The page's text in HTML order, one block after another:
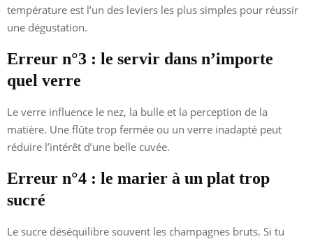
température est l’un des leviers les plus simples pour réussir
une dégustation.
Erreur n°3 : le servir dans n’importe
quel verre
Le verre influence le nez, la bulle et la perception de la
matière. Une flûte trop fermée ou un verre inadapté peut
réduire l’intérêt d’une belle cuvée.
Erreur n°4 : le marier à un plat trop
sucré
Le sucre déséquilibre souvent les champagnes bruts. Si tu